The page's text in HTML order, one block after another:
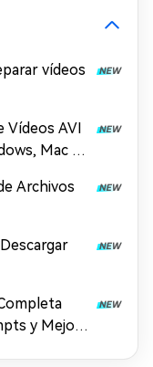
vídeos
Vídeos AVI
Mac y
Archivos
y Mejora